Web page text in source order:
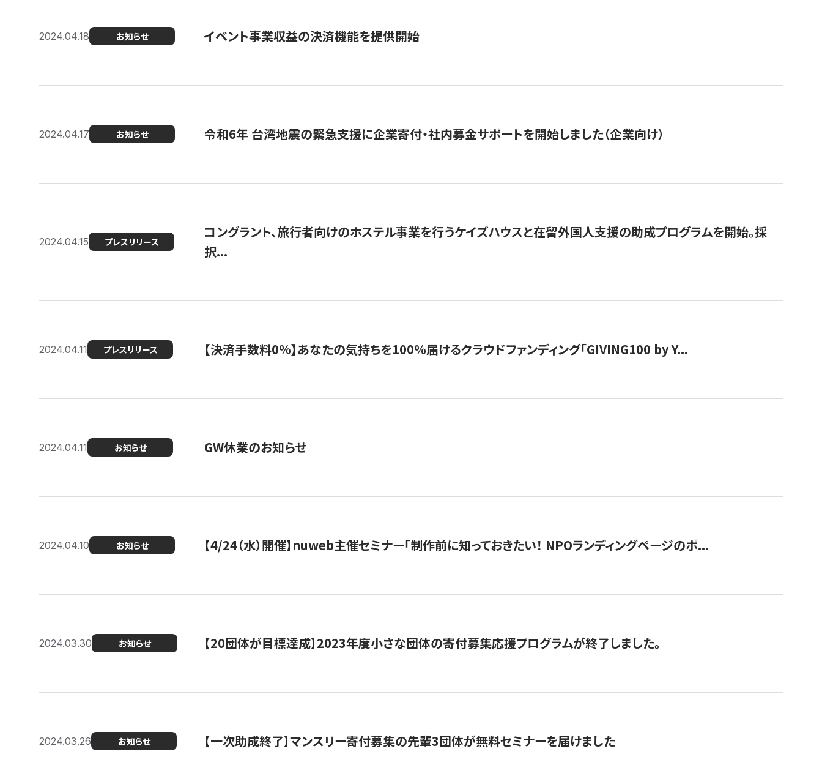
2024.04.18 お知らせ イベント事業収益の決済機能を提供開始
2024.04.17 お知らせ 令和6年 台湾地震の緊急支援に企業寄付・社内募金サポートを開始しました（企業向け）
2024.04.15 プレスリリース
コングラント、旅行者向けのホステル事業を行うケイズハウスと在留外国人支援の助成プログラムを開始。採
択...
2024.04.11 プレスリリース 【決済手数料0%】あなたの気持ちを100％届けるクラウドファンディング「GIVING100 by Y...
2024.04.11 お知らせ GW休業のお知らせ
2024.04.10 お知らせ 【4/24（水）開催】nuweb主催セミナー「制作前に知っておきたい！ NPOランディングページのポ...
2024.03.30 お知らせ 【20団体が目標達成】2023年度小さな団体の寄付募集応援プログラムが終了しました。
2024.03.26 お知らせ 【一次助成終了】マンスリー寄付募集の先輩3団体が無料セミナーを届けました